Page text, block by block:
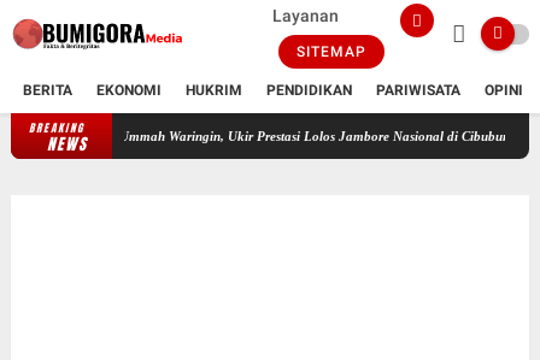
Layanan
SITEMAP
BERITA EKONOMI HUKRIM PENDIDIKAN PARIWISATA OPINI
BREAKING
NEWS Febry Yanthi Mustika Sari, Santriwati SMP Islam Daulatul Ummah